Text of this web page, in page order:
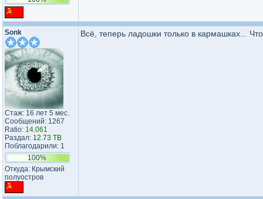
Sonk
Стаж: 16 лет 5 мес.
Сообщений: 1267
Ratio: 14.061
Раздал: 12.73 TB
Поблагодарили: 1
100%
Откуда: Крымский
полуостров
Всё, теперь ладошки только в кармашках...